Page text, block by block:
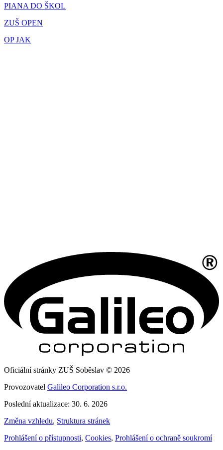
PIANA DO ŠKOL
ZUŠ OPEN
OP JAK
Oficiální stránky ZUŠ Soběslav © 2026
Provozovatel Galileo Corporation s.r.o.
Poslední aktualizace: 30. 6. 2026
Změna vzhledu, Struktura stránek
Prohlášení o přístupnosti, Cookies, Prohlášení o ochraně soukromí